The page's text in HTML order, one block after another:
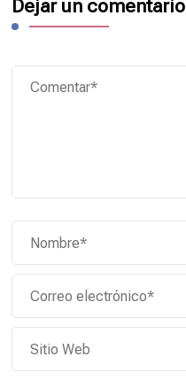
Dejar un comentario